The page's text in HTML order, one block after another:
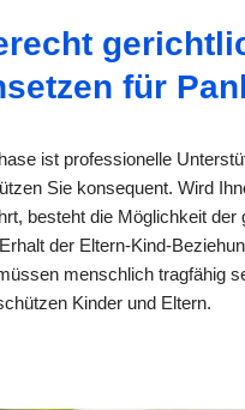
für
ist professionelle
Sie konsequent. Wird
besteht die Möglichkeit der
der Eltern-Kind-
menschlich tragfähig
Kinder und Eltern.